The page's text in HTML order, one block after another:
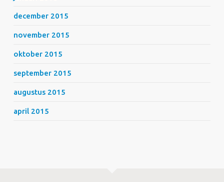
december 2015
november 2015
oktober 2015
september 2015
augustus 2015
april 2015